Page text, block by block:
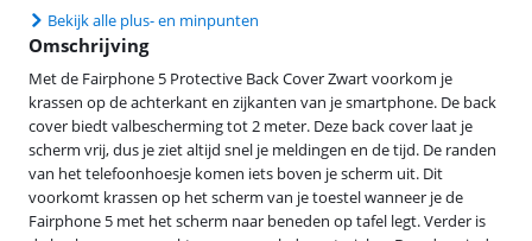
Bekijk alle plus- en minpunten
Omschrijving
Met de Fairphone 5 Protective Back Cover Zwart voorkom je
krassen op de achterkant en zijkanten van je smartphone. De back
cover biedt valbescherming tot 2 meter. Deze back cover laat je
scherm vrij, dus je ziet altijd snel je meldingen en de tijd. De randen
van het telefoonhoesje komen iets boven je scherm uit. Dit
voorkomt krassen op het scherm van je toestel wanneer je de
Fairphone 5 met het scherm naar beneden op tafel legt. Verder is